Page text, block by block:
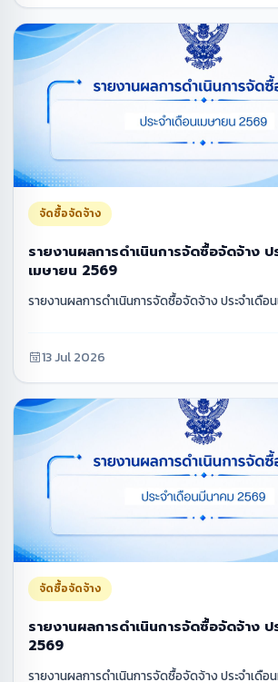
จัดซื้อจัดจ้าง
รายงานผลการดำเนินการจัดซื้อจัดจ้าง ป
เมษายน 2569
รายงานผลการดำเนินการจัดซื้อจัดจ้าง ประจำเดือ
13 Jul 2026
จัดซื้อจัดจ้าง
รายงานผลการดำเนินการจัดซื้อจัดจ้าง ป
2569
รายงานผลการดำเนินการจัดซื้อจัดจ้าง ประจำเดือ